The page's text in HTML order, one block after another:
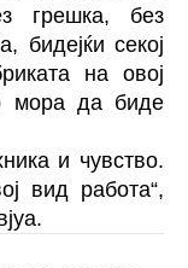
грешка, без
бидејќи секој
на овој
мора да биде
и чувство.
вид работа“,